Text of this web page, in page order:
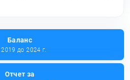
Баланс
2019 до 2024 г.
Отчет за